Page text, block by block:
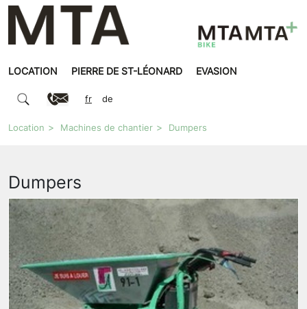
LOCATION PIERRE DE ST-LÉONARD EVASION
fr de
Location Machines de chantier Dumpers
Dumpers